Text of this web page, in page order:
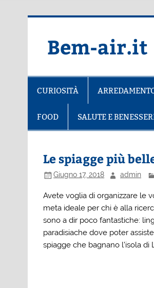
Bem-air.it
CURIOSITÀ
FOOD SALUTE E
Le spiagge più
Giugno 17, 2018 admin
Avete voglia di organizzare le
meta ideale per chi è alla
sono a dir poco fantastiche:
paradisiache dove poter
spiagge che bagnano l’isola